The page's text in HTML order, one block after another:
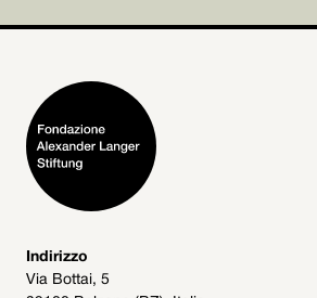
Indirizzo
Via Bottai, 5